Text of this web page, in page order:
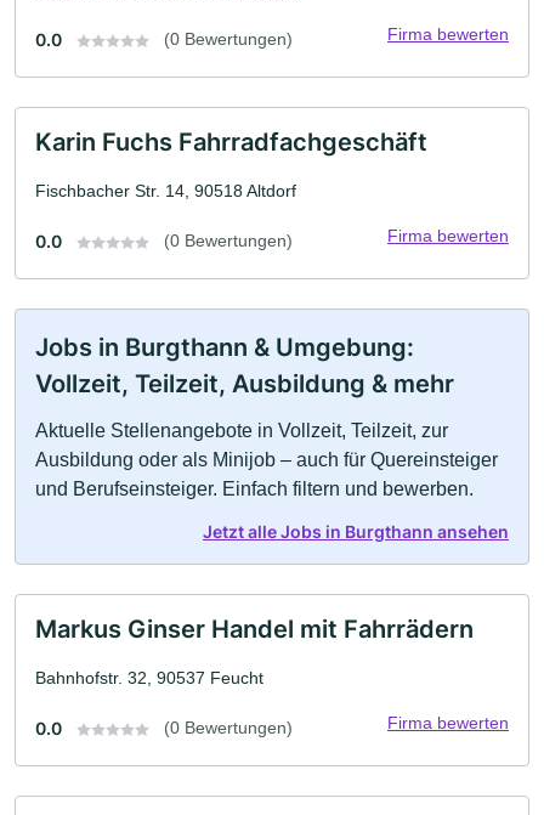
0.0 (0 Bewertungen) Firma bewerten
Karin Fuchs Fahrradfachgeschäft
Fischbacher Str. 14, 90518 Altdorf
0.0 (0 Bewertungen) Firma bewerten
Jobs in Burgthann & Umgebung:
Vollzeit, Teilzeit, Ausbildung & mehr
Aktuelle Stellenangebote in Vollzeit, Teilzeit, zur
Ausbildung oder als Minijob – auch für Quereinsteiger
und Berufseinsteiger. Einfach filtern und bewerben.
Jetzt alle Jobs in Burgthann ansehen
Markus Ginser Handel mit Fahrrädern
Bahnhofstr. 32, 90537 Feucht
0.0 (0 Bewertungen) Firma bewerten